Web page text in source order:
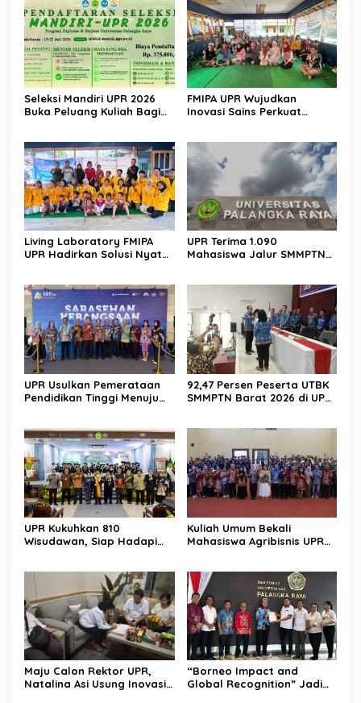
Seleksi Mandiri UPR 2026
Buka Peluang Kuliah Bagi
FMIPA UPR Wujudkan
Inovasi Sains Perkuat
Living Laboratory FMIPA
UPR Hadirkan Solusi Nyata
UPR Terima 1.090
Mahasiswa Jalur SMMPTN
UPR Usulkan Pemerataan
Pendidikan Tinggi Menuju
92,47 Persen Peserta UTBK
SMMPTN Barat 2026 di UPR
UPR Kukuhkan 810
Wisudawan, Siap Hadapi
Kuliah Umum Bekali
Mahasiswa Agribisnis UPR
Maju Calon Rektor UPR,
Natalina Asi Usung Inovasi
“Borneo Impact and
Global Recognition” Jadi